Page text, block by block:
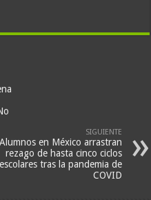
SIGUIENTE
Alumnos en México arrastran
rezago de hasta cinco ciclos
escolares tras la pandemia de
COVID